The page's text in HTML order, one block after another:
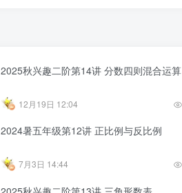
2025秋兴趣二阶第14讲 分数四则混合运算
12月19日 12:04
2024暑五年级第12讲 正比例与反比例
7月3日 14:44